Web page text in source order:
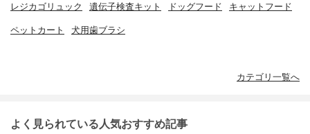
レジカゴリュック 遺伝子検査キット ドッグフード キャットフード
ペットカート 犬用歯ブラシ
カテゴリ一覧へ
よく見られている人気おすすめ記事